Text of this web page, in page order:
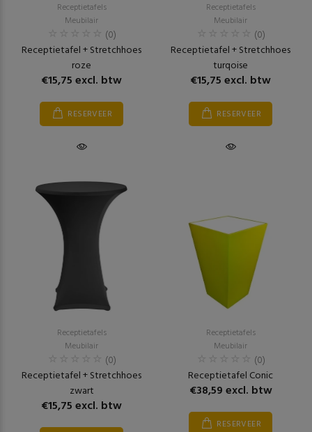
Receptietafels
Meubilair
(0)
Receptietafel + Stretchhoes
roze
€15,75 excl. btw
RESERVEER
Receptietafels
Meubilair
(0)
Receptietafel + Stretchhoes
turqoise
€15,75 excl. btw
RESERVEER
Receptietafels
Meubilair
(0)
Receptietafel + Stretchhoes
zwart
€15,75 excl. btw
Receptietafels
Meubilair
(0)
Receptietafel Conic
€38,59 excl. btw
RESERVEER